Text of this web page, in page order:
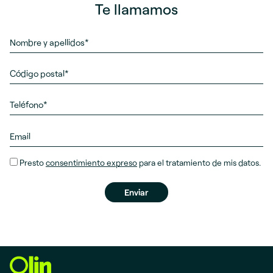
Te llamamos
Prestoconsentimiento expreso para el tratamiento de mis datos.